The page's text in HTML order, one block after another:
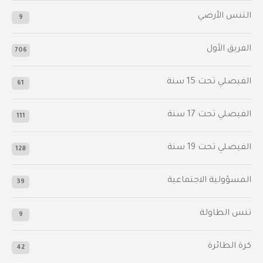
التنس الأرضي 9
الفريق الأول 706
الفيصلي‬⁩ تحت 15 سنة 61
‫الفيصلي‬⁩ تحت 17 سنة 111
الفيصلي‬⁩ تحت 19 سنة 128
المسؤولية الاجتماعية 39
تنس الطاولة 9
كرة الطائرة 42